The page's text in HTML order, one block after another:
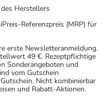
Herstellers
Referenzpreis (MRP) für
erste Newsletteranmeldung.
49 €. Rezeptpflichtige
Sonderangeboten und
vom Gutschein
Nicht kombinierbar
und Rabatt-Aktionen.